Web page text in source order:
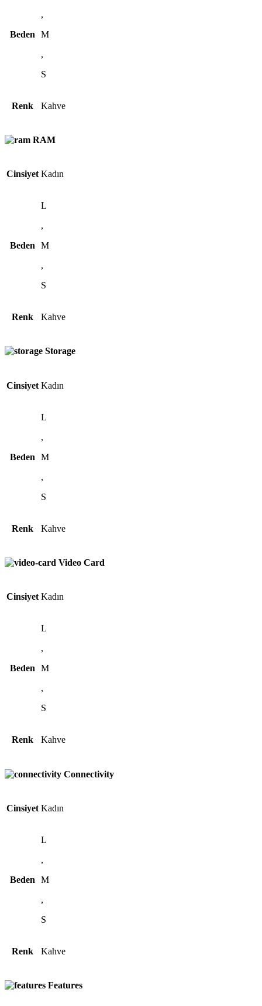
Beden
,
M
,
S
Renk Kahve
RAM
Cinsiyet Kadın
Beden
L
,
M
,
S
Renk Kahve
Storage
Cinsiyet Kadın
Beden
L
,
M
,
S
Renk Kahve
Video Card
Cinsiyet Kadın
Beden
L
,
M
,
S
Renk Kahve
Connectivity
Cinsiyet Kadın
Beden
L
,
M
,
S
Renk Kahve
Features